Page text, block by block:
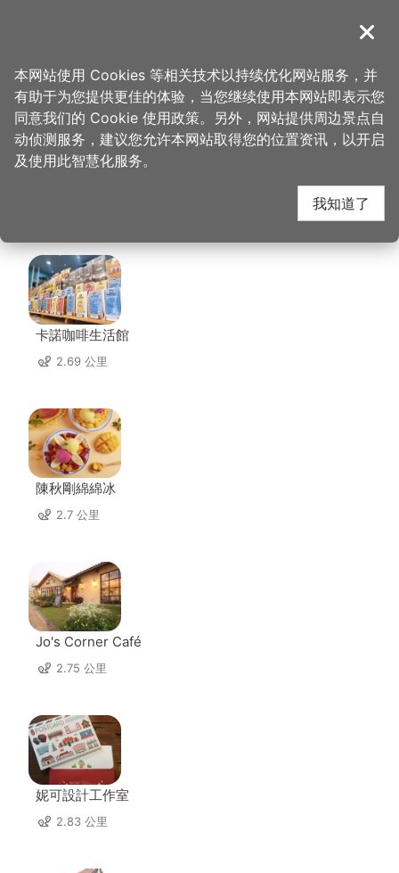
導覽
首页 > 想去的地方 > 住宿 > 城市商旅-桃园车站馆
城市商旅-桃园车站馆
周边店家
卡諾咖啡生活館
2.69 公里
陳秋剛綿綿冰
2.7 公里
Jo's Corner Café
2.75 公里
妮可設計工作室
2.83 公里
关闭
本网站使用 Cookies 等相关技术以持续优化网站服务，并
有助于为您提供更佳的体验，当您继续使用本网站即表示您
同意我们的 Cookie 使用政策。另外，网站提供周边景点自
动侦测服务，建议您允许本网站取得您的位置资讯，以开启
及使用此智慧化服务。
我知道了